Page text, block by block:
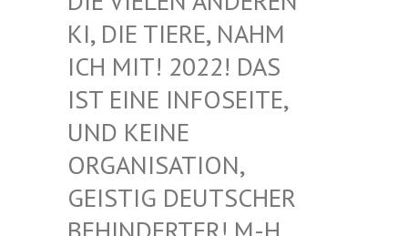
I, DIE TIERE, NAHM I
CH MIT! 2022! DAS I
ST EINE INFOSEITE, U
ND KEINE O
RGANISATION, G
EISTIG DEUTSCHER B